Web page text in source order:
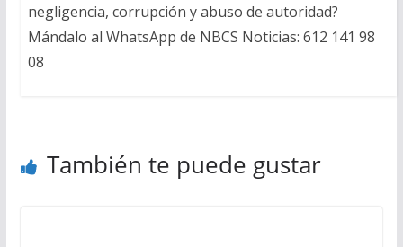
negligencia, corrupción y abuso de autoridad?
Mándalo al WhatsApp de NBCS Noticias: 612 141 98
08
También te puede gustar